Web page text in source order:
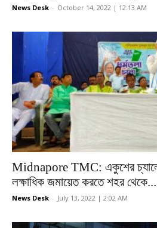
News Desk - October 14, 2022 | 12:13 AM
Midnapore TMC: একুশের
লক্ষাধিক জমায়েত করতে শহর থেকে...
News Desk - July 13, 2022 | 2:02 AM